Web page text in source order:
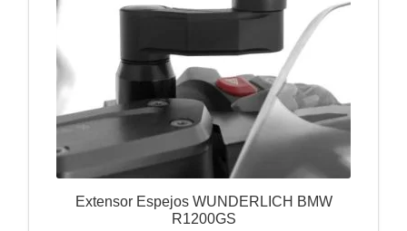
Extensor Espejos WUNDERLICH BMW
R1200GS